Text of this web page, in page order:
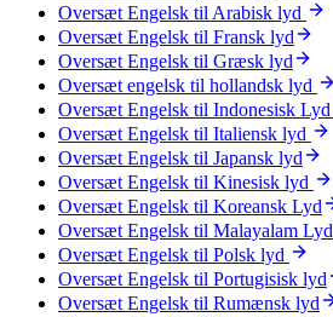
Oversæt Engelsk til Arabisk lyd
Oversæt Engelsk til Fransk lyd
Oversæt Engelsk til Græsk lyd
Oversæt engelsk til hollandsk lyd
Oversæt Engelsk til Indonesisk Lyd
Oversæt Engelsk til Italiensk lyd
Oversæt Engelsk til Japansk lyd
Oversæt Engelsk til Kinesisk lyd
Oversæt Engelsk til Koreansk Lyd
Oversæt Engelsk til Malayalam Lyd
Oversæt Engelsk til Polsk lyd
Oversæt Engelsk til Portugisisk lyd
Oversæt Engelsk til Rumænsk lyd